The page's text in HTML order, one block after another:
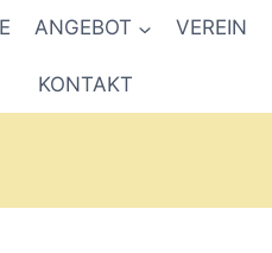
ANGEBOT VEREIN
KONTAKT